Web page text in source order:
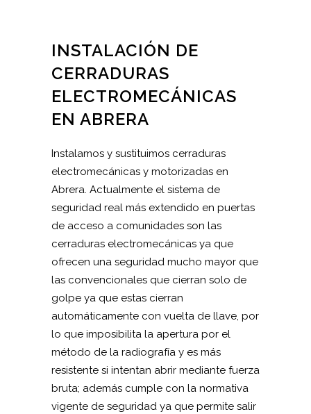
INSTALACIÓN DE
CERRADURAS
ELECTROMECÁNICAS
EN ABRERA
Instalamos y sustituimos cerraduras
electromecánicas y motorizadas en
Abrera. Actualmente el sistema de
seguridad real más extendido en puertas
de acceso a comunidades son las
cerraduras electromecánicas ya que
ofrecen una seguridad mucho mayor que
las convencionales que cierran solo de
golpe ya que estas cierran
automáticamente con vuelta de llave, por
lo que imposibilita la apertura por el
método de la radiografía y es más
resistente si intentan abrir mediante fuerza
bruta; además cumple con la normativa
vigente de seguridad ya que permite salir